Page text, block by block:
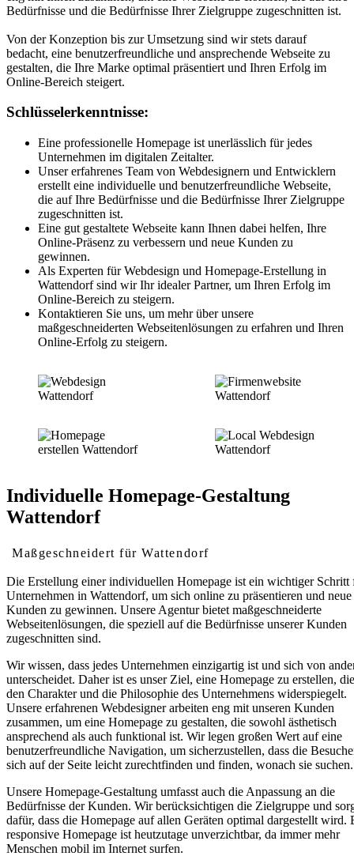
Bedürfnisse und die Bedürfnisse Ihrer Zielgruppe zugeschnitten ist.
Von der Konzeption bis zur Umsetzung sind wir stets darauf
bedacht, eine benutzerfreundliche und ansprechende Webseite zu
gestalten, die Ihre Marke optimal präsentiert und Ihren Erfolg im
Online-Bereich steigert.
Schlüsselerkenntnisse:
Eine professionelle Homepage ist unerlässlich für jedes
Unternehmen im digitalen Zeitalter.
Unser erfahrenes Team von Webdesignern und Entwicklern
erstellt eine individuelle und benutzerfreundliche Webseite,
die auf Ihre Bedürfnisse und die Bedürfnisse Ihrer Zielgruppe
zugeschnitten ist.
Eine gut gestaltete Webseite kann Ihnen dabei helfen, Ihre
Online-Präsenz zu verbessern und neue Kunden zu
gewinnen.
Als Experten für Webdesign und Homepage-Erstellung in
Wattendorf sind wir Ihr idealer Partner, um Ihren Erfolg im
Online-Bereich zu steigern.
Kontaktieren Sie uns, um mehr über unsere
maßgeschneiderten Webseitenlösungen zu erfahren und Ihren
Online-Erfolg zu steigern.
Individuelle Homepage-Gestaltung
Wattendorf
Maßgeschneidert für Wattendorf
Die Erstellung einer individuellen Homepage ist ein wichtiger Schritt
Unternehmen in Wattendorf, um sich online zu präsentieren und neue
Kunden zu gewinnen. Unsere Agentur bietet maßgeschneiderte
Webseitenlösungen, die speziell auf die Bedürfnisse unserer Kunden
zugeschnitten sind.
Wir wissen, dass jedes Unternehmen einzigartig ist und sich von
unterscheidet. Daher ist es unser Ziel, eine Homepage zu erstellen, die
den Charakter und die Philosophie des Unternehmens widerspiegelt.
Unsere erfahrenen Webdesigner arbeiten eng mit unseren Kunden
zusammen, um eine Homepage zu gestalten, die sowohl ästhetisch
ansprechend als auch funktional ist. Wir legen großen Wert auf eine
benutzerfreundliche Navigation, um sicherzustellen, dass die
sich auf der Seite leicht zurechtfinden und finden, wonach sie suchen.
Unsere Homepage-Gestaltung umfasst auch die Anpassung an die
Bedürfnisse der Kunden. Wir berücksichtigen die Zielgruppe und
dafür, dass die Homepage auf allen Geräten optimal dargestellt wird.
responsive Homepage ist heutzutage unverzichtbar, da immer mehr
Menschen mobil im Internet surfen.